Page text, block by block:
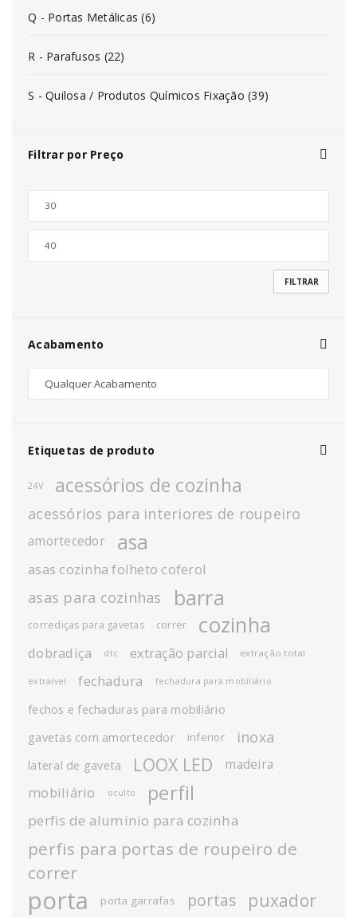
Q - Portas Metálicas (6)
R - Parafusos (22)
S - Quilosa / Produtos Químicos Fixação (39)
Filtrar por Preço
FILTRAR
Acabamento
Etiquetas de produto
24V acessórios de cozinha
acessórios para interiores de roupeiro
amortecedor asa
asas cozinha folheto coferol
asas para cozinhas barra
corrediças para gavetas correr cozinha
dobradiça dtc extração parcial extração total
extraível fechadura fechadura para mobiliário
fechos e fechaduras para mobiliário
gavetas com amortecedor
inferior inoxa
lateral de gaveta LOOX LED madeira
mobiliário oculto perfil
perfis de aluminio para cozinha
perfis para portas de roupeiro de
correr
porta porta garrafas portas puxador